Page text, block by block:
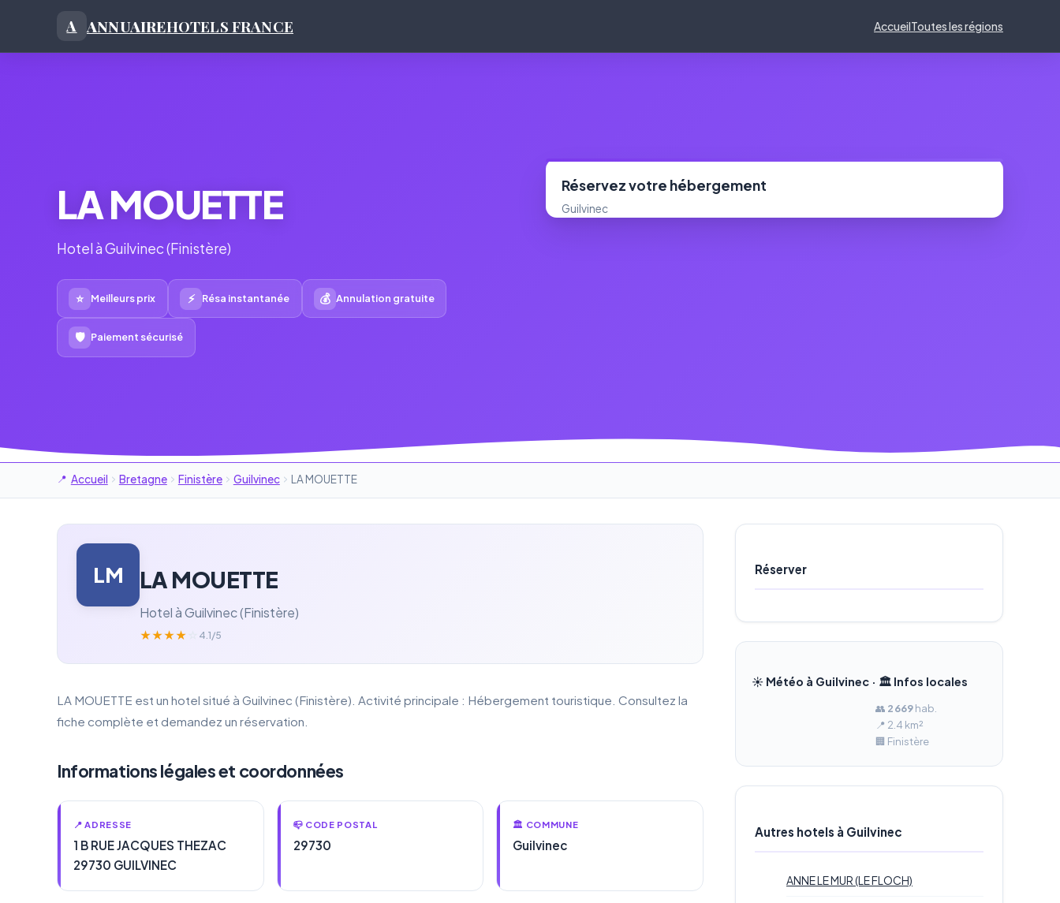
A ANNUAIREHOTELS FRANCE AccueilToutes les régions
LA MOUETTE
Hotel à Guilvinec (Finistère)
⭐ Meilleurs prix ⚡ Résa instantanée 💰 Annulation gratuite
🛡 Paiement sécurisé
Réservez votre hébergement
Guilvinec
Accueil Bretagne Finistère Guilvinec LA MOUETTE
LM LA MOUETTE
Hotel à Guilvinec (Finistère)
★★★★ 4.1/5
LA MOUETTE est un hotel situé à Guilvinec (Finistère). Activité principale : Hébergement touristique. Consultez la
fiche complète et demandez un réservation.
Informations légales et coordonnées
📍 ADRESSE
1 B RUE JACQUES THEZAC
29730 GUILVINEC
📪 CODE POSTAL
29730
🏛️ COMMUNE
Guilvinec
Réserver
☀️ Météo à Guilvinec · 🏛️ Infos locales
👥 2 669hab.
📍 2.4 km²
🏢 Finistère
Autres hotels à Guilvinec
ANNE LE MUR (LE FLOCH)